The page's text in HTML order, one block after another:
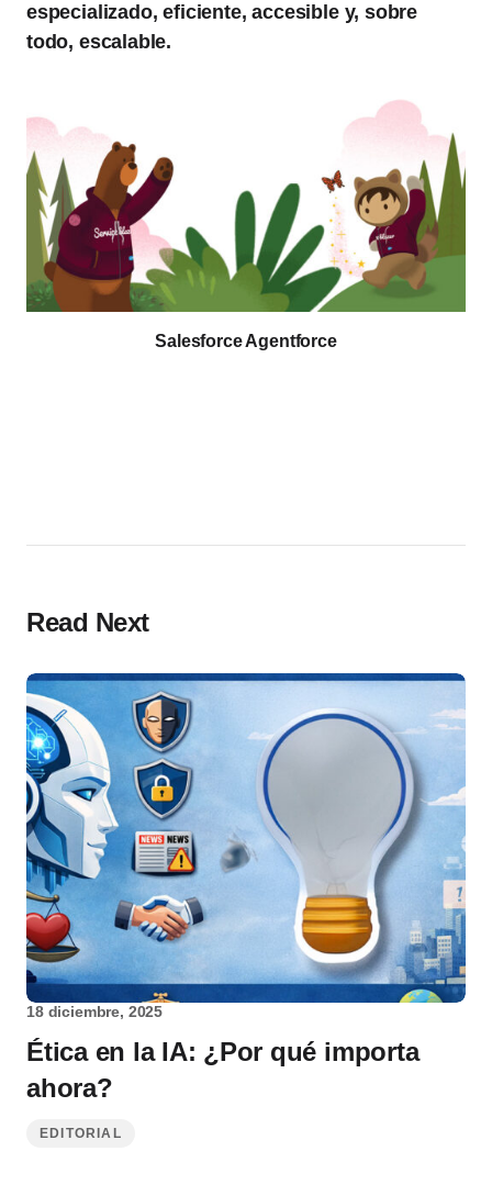
especializado, eficiente, accesible y, sobre
todo, escalable.
Salesforce Agentforce
Read Next
18 diciembre, 2025
Ética en la IA: ¿Por qué importa
ahora?
EDITORIAL